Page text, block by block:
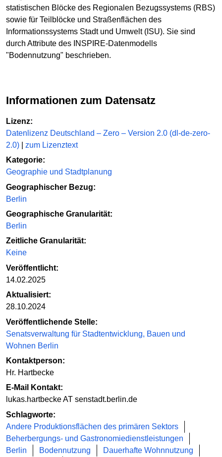
statistischen Blöcke des Regionalen Bezugssystems (RBS)
sowie für Teilblöcke und Straßenflächen des
Informationssystems Stadt und Umwelt (ISU). Sie sind
durch Attribute des INSPIRE-Datenmodells
"Bodennutzung" beschrieben.
Informationen zum Datensatz
Lizenz:
Datenlizenz Deutschland – Zero – Version 2.0 (dl-de-zero-
2.0)
zum Lizenztext
Kategorie:
Geographie und Stadtplanung
Geographischer Bezug:
Berlin
Geographische Granularität:
Berlin
Zeitliche Granularität:
Keine
Veröffentlicht:
14.02.2025
Aktualisiert:
28.10.2024
Veröffentlichende Stelle:
Senatsverwaltung für Stadtentwicklung, Bauen und
Wohnen Berlin
Kontaktperson:
Hr. Hartbecke
E-Mail Kontakt:
lukas.hartbecke AT senstadt.berlin.de
Schlagworte:
Andere Produktionsflächen des primären Sektors
Beherbergungs- und Gastronomiedienstleistungen
Berlin
Bodennutzung
Dauerhafte Wohnnutzung